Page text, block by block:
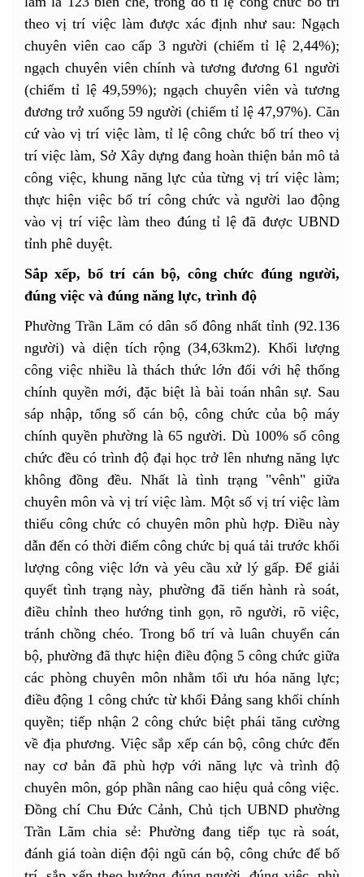
theo vị trí việc làm được xác định như sau: Ngạch
chuyên viên cao cấp 3 người (chiếm tỉ lệ 2,44%);
ngạch chuyên viên chính và tương đương 61 người
(chiếm tỉ lệ 49,59%); ngạch chuyên viên và tương
đương trở xuống 59 người (chiếm tỉ lệ 47,97%). Căn
cứ vào vị trí việc làm, tỉ lệ công chức bố trí theo vị
trí việc làm, Sở Xây dựng đang hoàn thiện bản mô tả
công việc, khung năng lực của từng vị trí việc làm;
thực hiện việc bố trí công chức và người lao động
vào vị trí việc làm theo đúng tỉ lệ đã được UBND
tỉnh phê duyệt.
Sắp xếp, bố trí cán bộ, công chức đúng người,
đúng việc và đúng năng lực, trình độ
Phường Trần Lãm có dân số đông nhất tỉnh (92.136
người) và diện tích rộng (34,63km2). Khối lượng
công việc nhiều là thách thức lớn đối với hệ thống
chính quyền mới, đặc biệt là bài toán nhân sự. Sau
sáp nhập, tổng số cán bộ, công chức của bộ máy
chính quyền phường là 65 người. Dù 100% số công
chức đều có trình độ đại học trở lên nhưng năng lực
không đồng đều. Nhất là tình trạng "vênh" giữa
chuyên môn và vị trí việc làm. Một số vị trí việc làm
thiếu công chức có chuyên môn phù hợp. Điều này
dẫn đến có thời điểm công chức bị quá tải trước khối
lượng công việc lớn và yêu cầu xử lý gấp. Để giải
quyết tình trạng này, phường đã tiến hành rà soát,
điều chỉnh theo hướng tinh gọn, rõ người, rõ việc,
tránh chồng chéo. Trong bố trí và luân chuyển cán
bộ, phường đã thực hiện điều động 5 công chức giữa
các phòng chuyên môn nhằm tối ưu hóa năng lực;
điều động 1 công chức từ khối Đảng sang khối chính
quyền; tiếp nhận 2 công chức biệt phái tăng cường
về địa phương. Việc sắp xếp cán bộ, công chức đến
nay cơ bản đã phù hợp với năng lực và trình độ
chuyên môn, góp phần nâng cao hiệu quả công việc.
Đồng chí Chu Đức Cảnh, Chủ tịch UBND phường
Trần Lãm chia sẻ: Phường đang tiếp tục rà soát,
đánh giá toàn diện đội ngũ cán bộ, công chức để bố